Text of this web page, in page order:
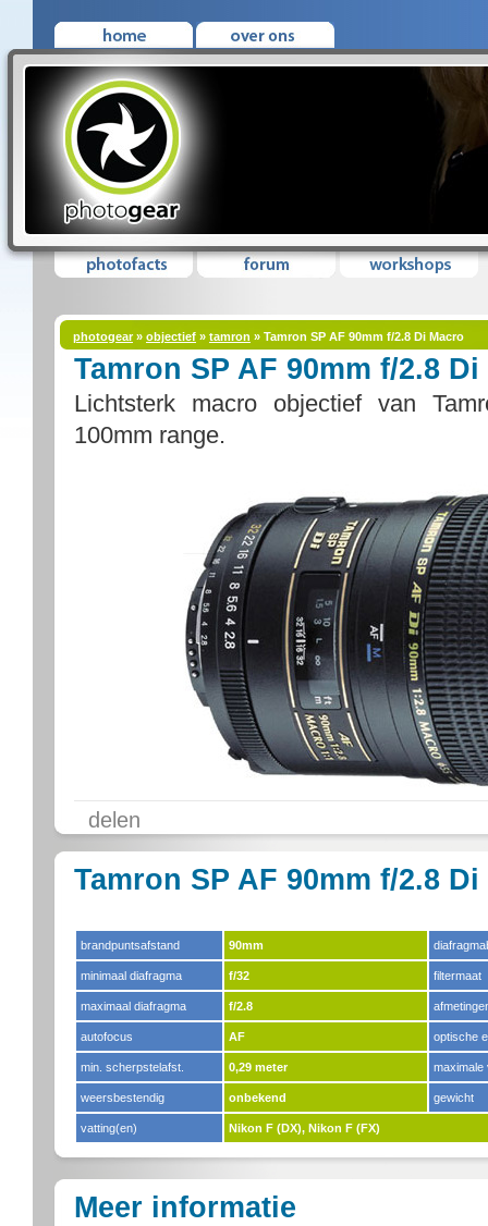
photogear» objectief » tamron » Tamron SP AF 90mm f/2.8 Di Macro
Tamron SP AF 90mm f/2.8
Lichtsterk macro objectief van
100mm range.
delen
Tamron SP AF 90mm f/2.8
brandpuntsafstand 90mm
minimaal diafragma f/32 filtermaat
maximaal diafragma f/2.8
autofocus AF optische
min. scherpstelafst. 0,29 meter maximale
weersbestendig onbekend gewicht
vatting(en) Nikon F (DX), Nikon F (FX)
Meer informatie